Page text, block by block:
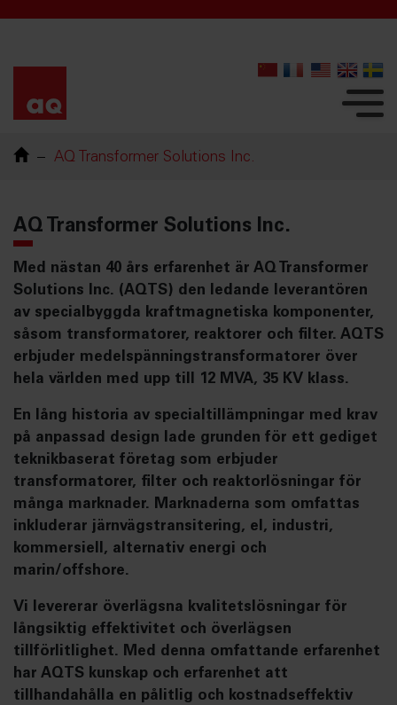
AQ Transformer Solutions Inc.
AQ Transformer Solutions Inc.
Med nästan 40 års erfarenhet är AQ Transformer
Solutions Inc. (AQTS) den ledande leverantören
av specialbyggda kraftmagnetiska komponenter,
såsom transformatorer, reaktorer och filter. AQTS
erbjuder medelspänningstransformatorer över
hela världen med upp till 12 MVA, 35 KV klass.
En lång historia av specialtillämpningar med krav
på anpassad design lade grunden för ett gediget
teknikbaserat företag som erbjuder
transformatorer, filter och reaktorlösningar för
många marknader. Marknaderna som omfattas
inkluderar järnvägstransitering, el, industri,
kommersiell, alternativ energi och
marin/offshore.
Vi levererar överlägsna kvalitetslösningar för
långsiktig effektivitet och överlägsen
tillförlitlighet. Med denna omfattande erfarenhet
har AQTS kunskap och erfarenhet att
tillhandahålla en pålitlig och kostnadseffektiv